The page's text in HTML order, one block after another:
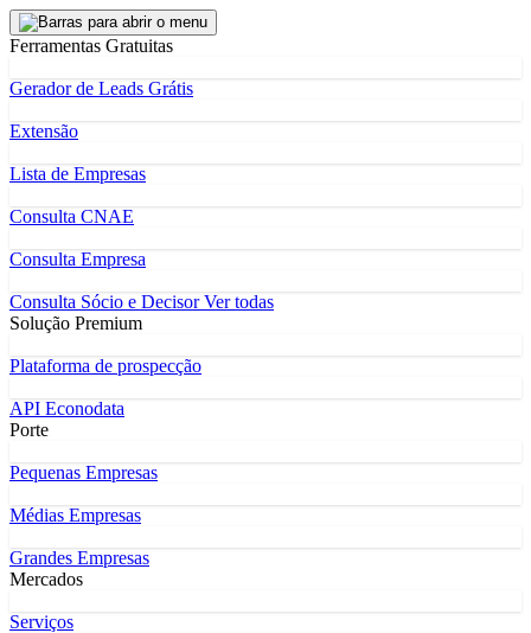
Ferramentas Gratuitas
Gerador de Leads Grátis
Extensão
Lista de Empresas
Consulta CNAE
Consulta Empresa
Consulta Sócio e DecisorVer todas
Solução Premium
Plataforma de prospecção
API Econodata
Porte
Pequenas Empresas
Médias Empresas
Grandes Empresas
Mercados
Serviços